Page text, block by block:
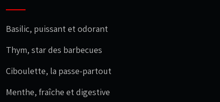
Basilic, puissant et odorant
Thym, star des barbecues
Ciboulette, la passe-partout
Menthe, fraîche et digestive